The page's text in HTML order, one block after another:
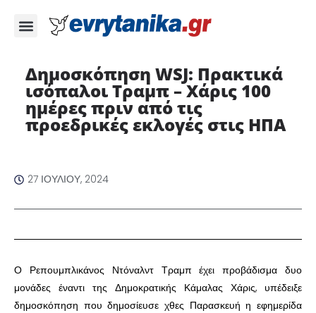
Δημοσκόπηση WSJ: Πρακτικά
ισόπαλοι Τραμπ – Χάρις 100
ημέρες πριν από τις
προεδρικές εκλογές στις ΗΠΑ
27 ΙΟΥΛΊΟΥ, 2024
Ο Ρεπουμπλικάνος Ντόναλντ Τραμπ έχει προβάδισμα δυο
μονάδες έναντι της Δημοκρατικής Κάμαλας Χάρις, υπέδειξε
δημοσκόπηση που δημοσίευσε χθες Παρασκευή η εφημερίδα